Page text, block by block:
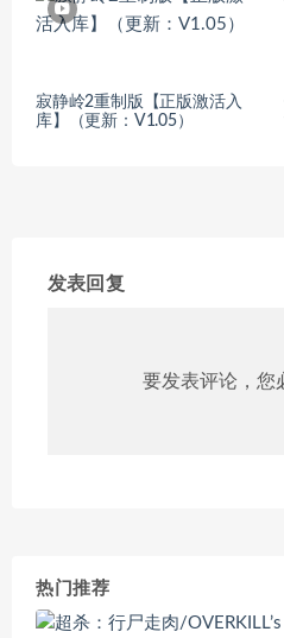
寂静岭2重制版【正版激活入
库】（更新：V1.05）
发表回复
要发表评论，您
热门推荐